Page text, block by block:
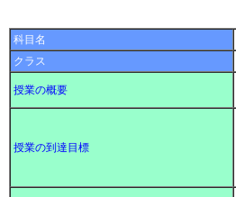
科目名
クラス
授業の概要
授業の到達目標